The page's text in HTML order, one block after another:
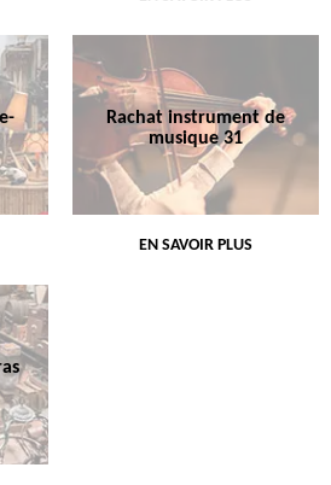
Rachat instrument de
musique 31
EN SAVOIR PLUS